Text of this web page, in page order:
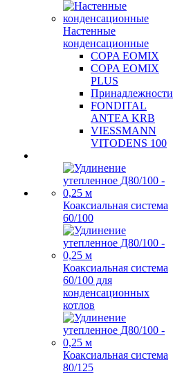
Настенные
конденсационные
COPA EOMIX
COPA EOMIX
PLUS
Принадлежности
FONDITAL
ANTEA KRB
VIESSMANN
VITODENS 100
Коаксиальная система
60/100
Коаксиальная система
60/100 для
конденсационных
котлов
Коаксиальная система
80/125